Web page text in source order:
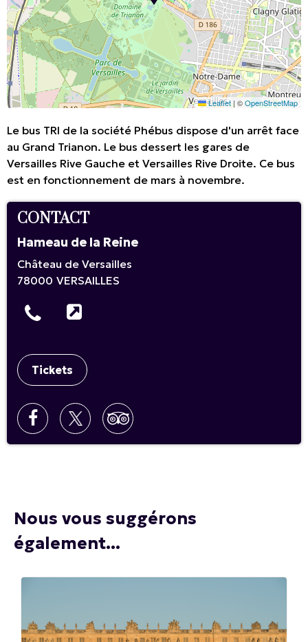
Leaflet | ©OpenStreetMap
Le bus TRI de la société Phébus dispose d'un arrêt face
au Grand Trianon. Le bus dessert les gares de
Versailles Rive Gauche et Versailles Rive Droite. Ce bus
est en fonctionnement de mars à novembre.
CONTACT
Hameau de la Reine
Château de Versailles
78000 VERSAILLES
Tickets
Nous vous suggérons
également...